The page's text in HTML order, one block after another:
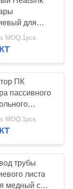
и
42
32
для
радиатора
MOQ:1pcs
ПК
пассивного
радиатора
MOQ:1pcs
трубы
листа
медный с